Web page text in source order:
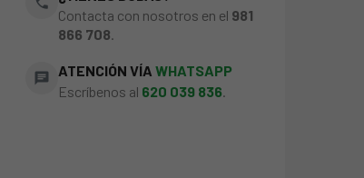
Contacta con nosotros en el 981
866 708.
chat ATENCIÓN VÍAWHATSAPP
Escríbenos al 620 039 836